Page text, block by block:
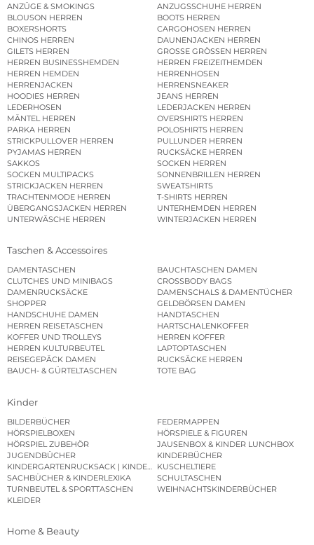
ANZÜGE & SMOKINGS
ANZUGSSCHUHE HERREN
BLOUSON HERREN
BOOTS HERREN
BOXERSHORTS
CARGOHOSEN HERREN
CHINOS HERREN
DAUNENJACKEN HERREN
GILETS HERREN
GROSSE GRÖSSEN HERREN
HERREN BUSINESSHEMDEN
HERREN FREIZEITHEMDEN
HERREN HEMDEN
HERRENHOSEN
HERRENJACKEN
HERRENSNEAKER
HOODIES HERREN
JEANS HERREN
LEDERHOSEN
LEDERJACKEN HERREN
MÄNTEL HERREN
OVERSHIRTS HERREN
PARKA HERREN
POLOSHIRTS HERREN
STRICKPULLOVER HERREN
PULLUNDER HERREN
PYJAMAS HERREN
RUCKSÄCKE HERREN
SAKKOS
SOCKEN HERREN
SOCKEN MULTIPACKS
SONNENBRILLEN HERREN
STRICKJACKEN HERREN
SWEATSHIRTS
TRACHTENMODE HERREN
T-SHIRTS HERREN
ÜBERGANGSJACKEN HERREN
UNTERHEMDEN HERREN
UNTERWÄSCHE HERREN
WINTERJACKEN HERREN
Taschen & Accessoires
DAMENTASCHEN
BAUCHTASCHEN DAMEN
CLUTCHES UND MINIBAGS
CROSSBODY BAGS
DAMENRUCKSÄCKE
DAMENSCHALS & DAMENTÜCHER
SHOPPER
GELDBÖRSEN DAMEN
HANDSCHUHE DAMEN
HANDTASCHEN
HERREN REISETASCHEN
HARTSCHALENKOFFER
KOFFER UND TROLLEYS
HERREN KOFFER
HERREN KULTURBEUTEL
LAPTOPTASCHEN
REISEGEPÄCK DAMEN
RUCKSÄCKE HERREN
BAUCH- & GÜRTELTASCHEN
TOTE BAG
Kinder
BILDERBÜCHER
FEDERMAPPEN
HÖRSPIELBOXEN
HÖRSPIELE & FIGUREN
HÖRSPIEL ZUBEHÖR
JAUSENBOX & KINDER LUNCHBOX
JUGENDBÜCHER
KINDERBÜCHER
KINDERGARTENRUCKSACK | KINDERGARTENBEUTEL
KUSCHELTIERE
SACHBÜCHER & KINDERLEXIKA
SCHULTASCHEN
TURNBEUTEL & SPORTTASCHEN
WEIHNACHTSKINDERBÜCHER
KLEIDER
Home & Beauty